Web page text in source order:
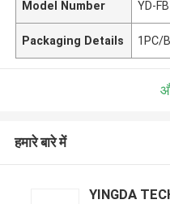
Model Number YD-
Packaging Details 1PC/
हमारे बारे में
YINGDA